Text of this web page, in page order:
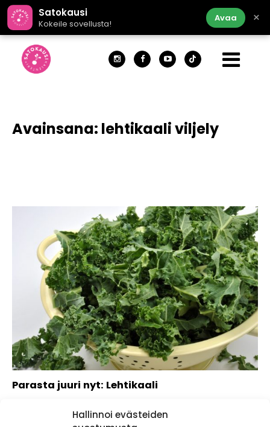
Hallinnoi evästeiden
Satokausi
Kokeile sovellusta!
Avaa ×
Avainsana: lehtikaali viljely
Parasta juuri nyt: Lehtikaali
vuoden 2013 hittikasvis ja se on jatkanut...